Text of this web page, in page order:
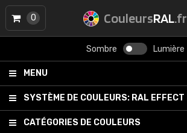
CouleursRAL.fr
Sombre Lumière
MENU
SYSTÈME DE COULEURS: RAL EFFECT
CATÉGORIES DE COULEURS
0